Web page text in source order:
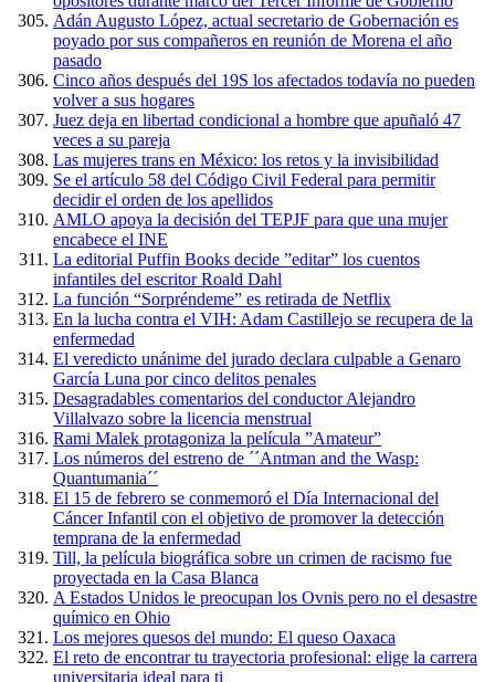
Adán Augusto López, actual secretario de Gobernación es
poyado por sus compañeros en reunión de Morena el año
pasado
Cinco años después del 19S los afectados todavía no pueden
volver a sus hogares
Juez deja en libertad condicional a hombre que apuñaló 47
veces a su pareja
Las mujeres trans en México: los retos y la invisibilidad
Se el artículo 58 del Código Civil Federal para permitir
decidir el orden de los apellidos
AMLO apoya la decisión del TEPJF para que una mujer
encabece el INE
La editorial Puffin Books decide ”editar” los cuentos
infantiles del escritor Roald Dahl
La función “Sorpréndeme” es retirada de Netflix
En la lucha contra el VIH: Adam Castillejo se recupera de la
enfermedad
El veredicto unánime del jurado declara culpable a Genaro
García Luna por cinco delitos penales
Desagradables comentarios del conductor Alejandro
Villalvazo sobre la licencia menstrual
Rami Malek protagoniza la película ”Amateur”
Los números del estreno de ´´Antman and the Wasp:
Quantumania´´
El 15 de febrero se conmemoró el Día Internacional del
Cáncer Infantil con el objetivo de promover la detección
temprana de la enfermedad
Till, la película biográfica sobre un crimen de racismo fue
proyectada en la Casa Blanca
A Estados Unidos le preocupan los Ovnis pero no el desastre
químico en Ohio
Los mejores quesos del mundo: El queso Oaxaca
El reto de encontrar tu trayectoria profesional: elige la carrera
universitaria ideal para ti